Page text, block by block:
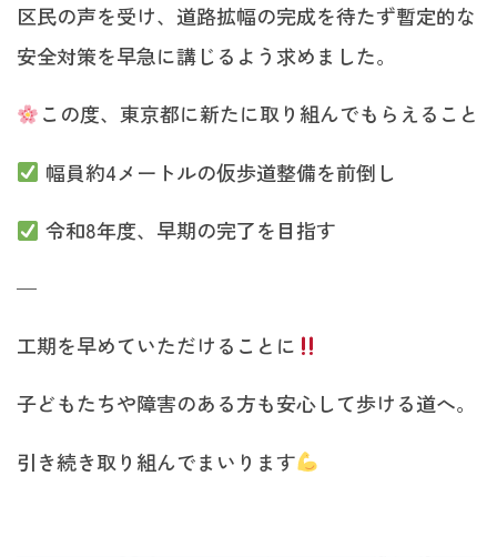
区民の声を受け、道路拡幅の完成を待たず暫定的な
安全対策を早急に講じるよう求めました。
この度、東京都に新たに取り組んでもらえること
幅員約4メートルの仮歩道整備を前倒し
令和8年度、早期の完了を目指す
—
工期を早めていただけることに
子どもたちや障害のある方も安心して歩ける道へ。
引き続き取り組んでまいります